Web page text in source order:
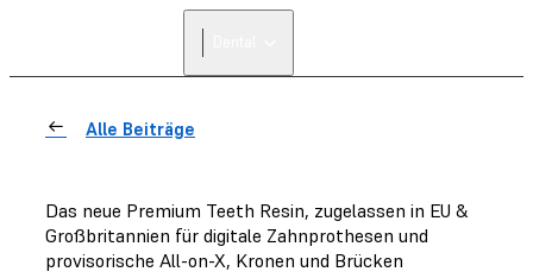
Alle Beiträge
Das neue Premium Teeth Resin, zugelassen in EU &
Großbritannien für digitale Zahnprothesen und
provisorische All-on-X, Kronen und Brücken